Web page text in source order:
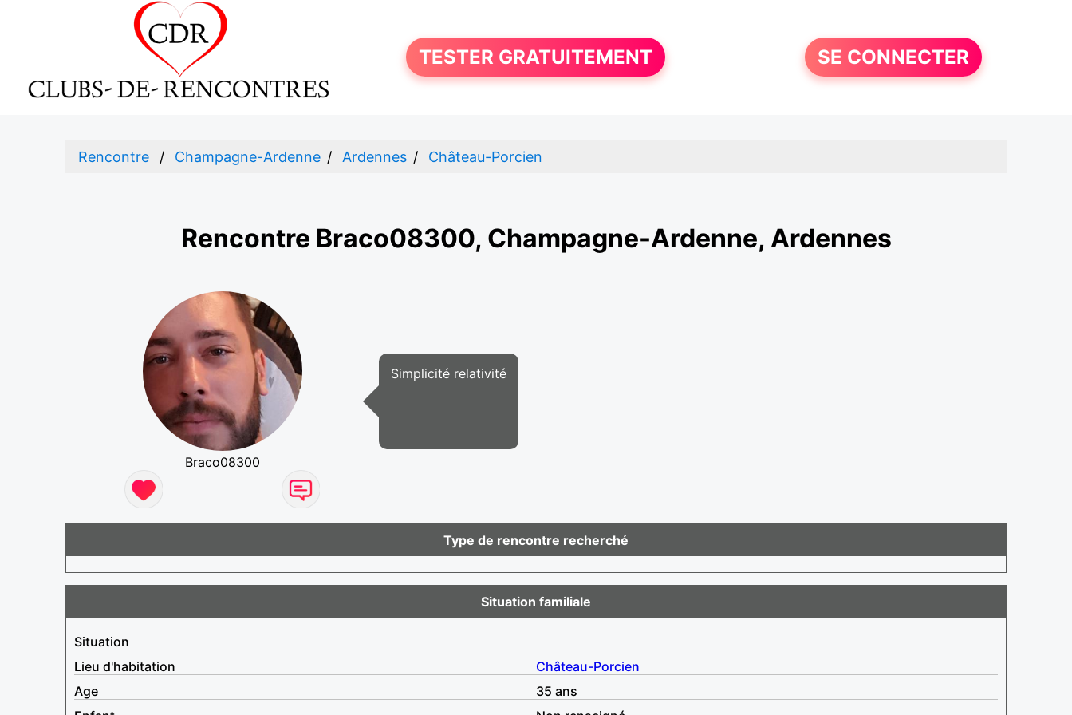
TESTER GRATUITEMENT SE CONNECTER
Rencontre Champagne-Ardenne Ardennes Château-Porcien
Rencontre Braco08300, Champagne-Ardenne, Ardennes
Braco08300
Simplicité relativité
Type de rencontre recherché
Situation familiale
Situation
Lieu d'habitation
Château-Porcien
Age
35 ans